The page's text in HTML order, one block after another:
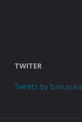
TWITER
Tweets by banuyoka